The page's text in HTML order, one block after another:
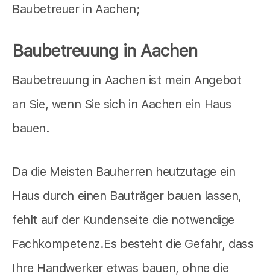
Baubetreuer in Aachen;
Baubetreuung in Aachen
Baubetreuung in Aachen ist mein Angebot
an Sie, wenn Sie sich in Aachen ein Haus
bauen.
Da die Meisten Bauherren heutzutage ein
Haus durch einen Bauträger bauen lassen,
fehlt auf der Kundenseite die notwendige
Fachkompetenz.Es besteht die Gefahr, dass
Ihre Handwerker etwas bauen, ohne die